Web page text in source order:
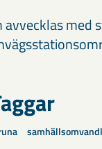
med